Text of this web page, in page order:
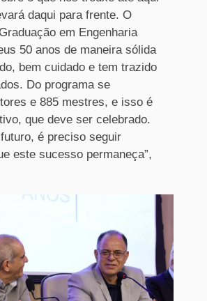
daqui para frente. O
em Engenharia
50 anos de maneira sólida
bem cuidado e tem trazido
Do programa se
e 885 mestres, e isso é
que deve ser celebrado.
é preciso seguir
este sucesso permaneça”,